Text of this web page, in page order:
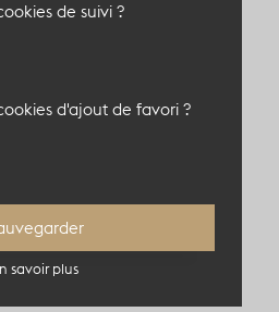
Paris, France
de suivi ?
d'ajout de favori ?
savoir plus